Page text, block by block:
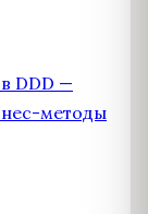
DDD —
методы